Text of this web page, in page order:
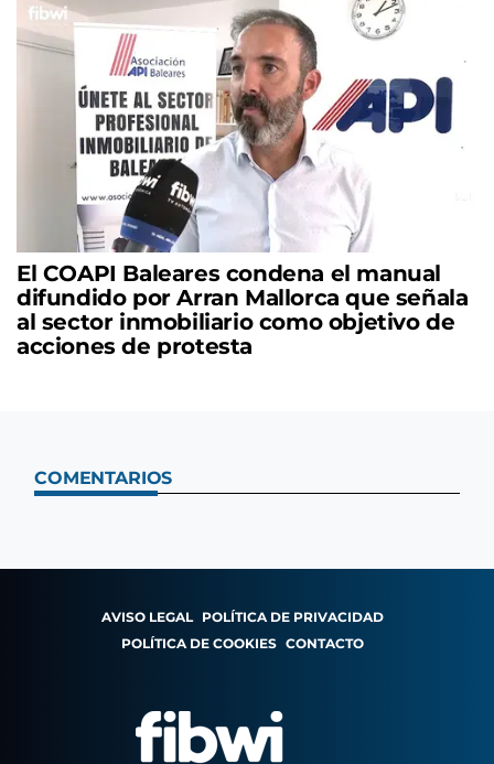
El COAPI Baleares condena el manual
difundido por Arran Mallorca que señala
al sector inmobiliario como objetivo de
acciones de protesta
COMENTARIOS
AVISO LEGAL POLÍTICA DE PRIVACIDAD
POLÍTICA DE COOKIES CONTACTO